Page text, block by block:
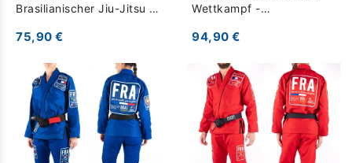
Brasilianischer Jiu-Jitsu -
Lila
75,90 €
Wettkampf -
- rot
94,90 €